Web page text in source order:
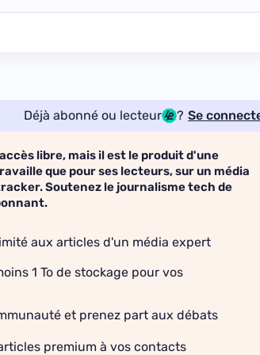
Déjà abonné ou lecteur ? Se
libre, mais il est le produit d'une
que pour ses lecteurs, sur un média
Soutenez le journalisme tech de
aux articles d'un média expert
1 To de stockage pour vos
et prenez part aux débats
premium à vos contacts